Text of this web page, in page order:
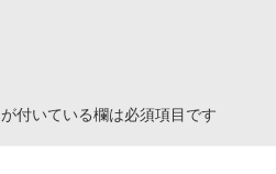
が付いている欄は必須項目です